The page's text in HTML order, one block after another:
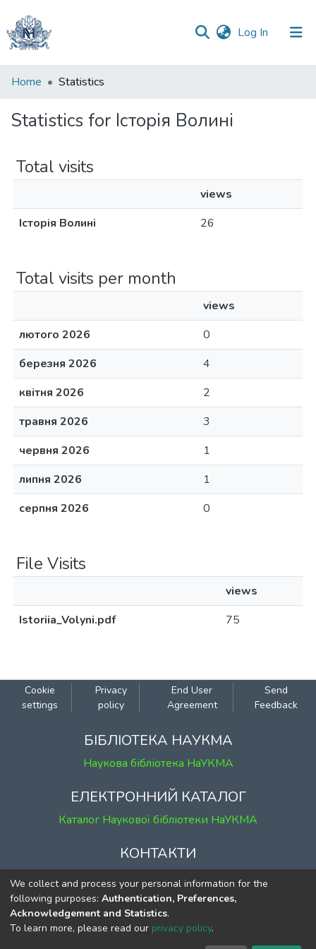
Log In (current)
Communities
Collections
Home Statistics
Statistics for Історія Волині
Total visits
views
Історія Волині
26
Total visits per month
views
лютого 2026
0
березня 2026
4
квітня 2026
2
травня 2026
3
червня 2026
1
липня 2026
1
серпня 2026
0
File Visits
views
Istoriia_Volyni.pdf
75
Cookie
settings
Privacy
policy
End User
Agreement
Send
Feedback
БІБЛІОТЕКА НАУКМА
Наукова бібліотека НаУКМА
ЕЛЕКТРОННИЙ КАТАЛОГ
Каталог Наукової бібліотеки НаУКМА
КОНТАКТИ
м. Київ, вул. Григорія Сковороди, 2
к. 1, к. 120
тел. (044) 463-69-31
ekmair@ukma.edu.ua
We collect and process your personal information for the
following purposes: Authentication, Preferences,
Acknowledgement and Statistics.
To learn more, please read our privacy policy.